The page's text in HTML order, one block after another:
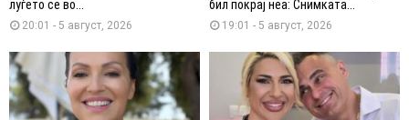
луѓето се во...
20:01 - 5 август, 2026
бил покрај неа: Снимката...
19:01 - 5 август, 2026